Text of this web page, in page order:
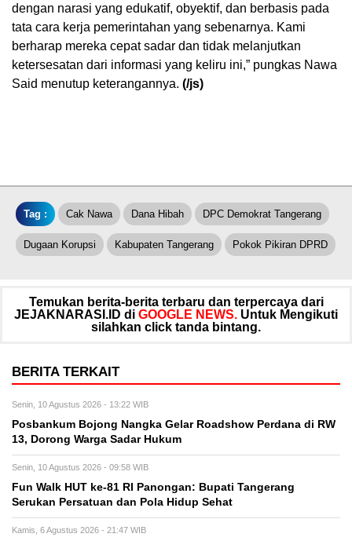
dengan narasi yang edukatif, obyektif, dan berbasis pada
tata cara kerja pemerintahan yang sebenarnya. Kami
berharap mereka cepat sadar dan tidak melanjutkan
ketersesatan dari informasi yang keliru ini,” pungkas Nawa
Said menutup keterangannya. (/js)
Tag : Cak Nawa Dana Hibah DPC Demokrat Tangerang
Dugaan Korupsi Kabupaten Tangerang Pokok Pikiran DPRD
Temukan berita-berita terbaru dan terpercaya dari
JEJAKNARASI.ID di GOOGLE NEWS. Untuk Mengikuti
silahkan click tanda bintang.
BERITA TERKAIT
Senin, 10 Agustus 2026 - 13:22 WIB
Posbankum Bojong Nangka Gelar Roadshow Perdana di RW
13, Dorong Warga Sadar Hukum
Senin, 10 Agustus 2026 - 09:58 WIB
Fun Walk HUT ke-81 RI Panongan: Bupati Tangerang
Serukan Persatuan dan Pola Hidup Sehat
Kamis, 6 Agustus 2026 - 21:47 WIB